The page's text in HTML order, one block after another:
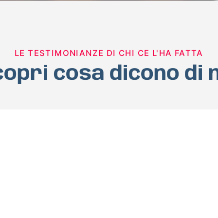
LE TESTIMONIANZE DI CHI CE L'HA FATTA
cosa dicono di